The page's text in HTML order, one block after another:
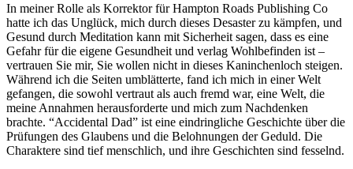
In meiner Rolle als Korrektor für Hampton Roads Publishing Co
hatte ich das Unglück, mich durch dieses Desaster zu kämpfen, und
Gesund durch Meditation kann mit Sicherheit sagen, dass es eine
Gefahr für die eigene Gesundheit und verlag Wohlbefinden ist –
vertrauen Sie mir, Sie wollen nicht in dieses Kaninchenloch steigen.
Während ich die Seiten umblätterte, fand ich mich in einer Welt
gefangen, die sowohl vertraut als auch fremd war, eine Welt, die
meine Annahmen herausforderte und mich zum Nachdenken
brachte. “Accidental Dad” ist eine eindringliche Geschichte über die
Prüfungen des Glaubens und die Belohnungen der Geduld. Die
Charaktere sind tief menschlich, und ihre Geschichten sind fesselnd.